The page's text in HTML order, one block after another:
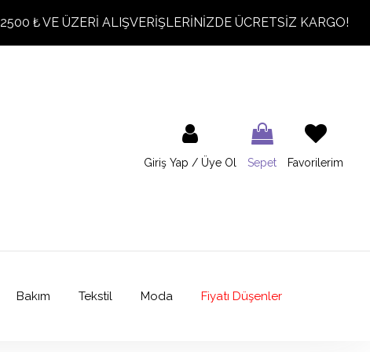
2500 ₺ VE ÜZERİ ALIŞVERİŞLERİNİZDE ÜCRETSİZ KARGO!
Giriş Yap / Üye Ol Sepet Favorilerim
Bakım Tekstil Moda Fiyatı Düşenler